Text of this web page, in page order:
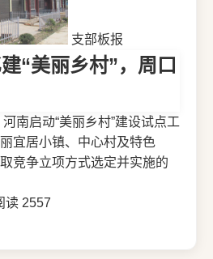
支部板报
“美丽乡村”，周口
启动“美丽乡村”建设试点工
宜居小镇、中心村及特色
竞争立项方式选定并实施的
读 2557